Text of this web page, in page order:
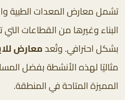
تشمل معارض المعدات الطبية
البناء وغيرها من القطاعات
بشكل احترافي. وتُعدمعارض
مثاليًا لهذه الأنشطة بفضل
المميزة المتاحة في المنطقة.